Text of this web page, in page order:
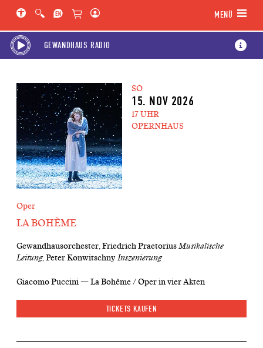
MENÜ
GEWANDHAUS RADIO
SO
15. NOV 2026
17 UHR
OPERNHAUS
Oper
LA BOHÈME
Gewandhausorchester, Friedrich PraetoriusMusikalische
Leitung, Peter Konwitschny Inszenierung
Giacomo Puccini — La Bohème / Oper in vier Akten
TICKETS KAUFEN